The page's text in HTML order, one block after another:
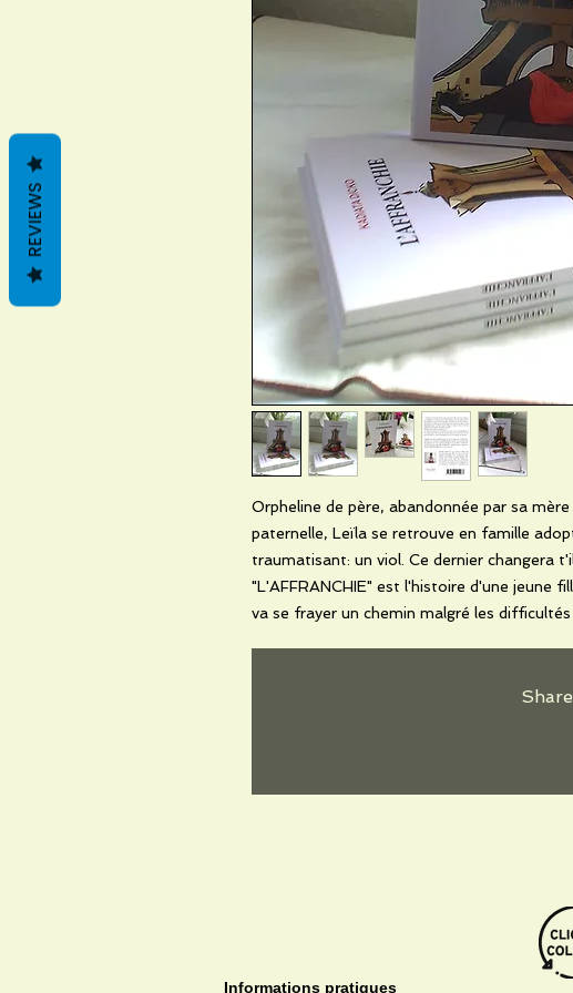
Orpheline de père, abandonnée par sa
paternelle, Leïla se retrouve en famille
traumatisant: un viol. Ce dernier changera
"L'AFFRANCHIE" est l'histoire d'une jeune
va se frayer un chemin malgré les difficultés
Informations pratiques
REVIEWS